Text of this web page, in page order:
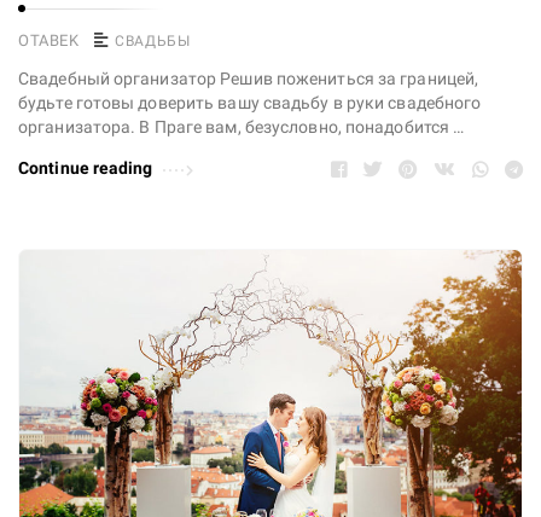
OTABEK СВАДЬБЫ
Свадебный организатор Решив пожениться за границей,
будьте готовы доверить вашу свадьбу в руки свадебного
организатора. В Праге вам, безусловно, понадобится …
Continue reading